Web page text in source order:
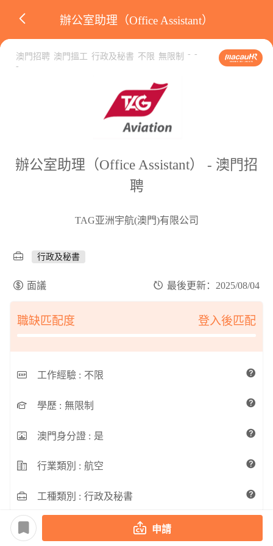
辦公室助理（Office Assistant）
澳門招聘 澳門搵工 行政及秘書 不限 無限制 - -
-
辦公室助理（Office Assistant） - 澳門招
聘
TAG亚洲宇航(澳門)有限公司
行政及秘書
面議 最後更新：2025/08/04
職缺匹配度 登入後匹配
工作經驗 : 不限
學歷 : 無限制
澳門身分證 : 是
行業類別 : 航空
工種類別 : 行政及秘書
申請